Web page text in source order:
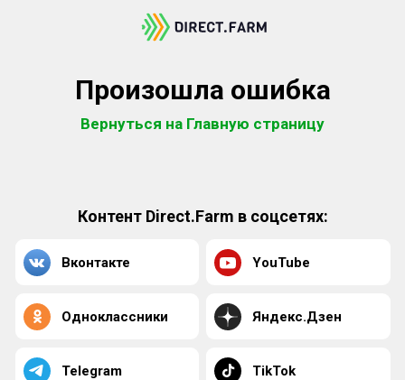
Произошла ошибка
Вернуться на Главную страницу
Контент Direct.Farm в соцсетях:
Вконтакте YouTube
Одноклассники Яндекс.Дзен
Telegram TikTok